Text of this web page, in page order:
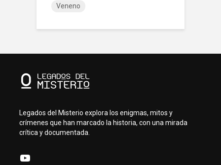
Veneno
Legados del Misterio explora los enigmas, mitos y
crímenes que han marcado la historia, con una mirada
crítica y documentada.
YouTube